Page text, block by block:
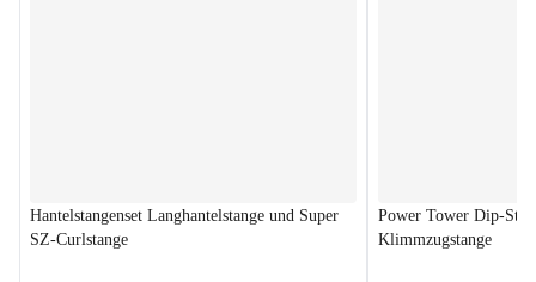
Hantelstangenset Langhantelstange und Super
SZ-Curlstange
Power Tower Dip-
Klimmzugstange